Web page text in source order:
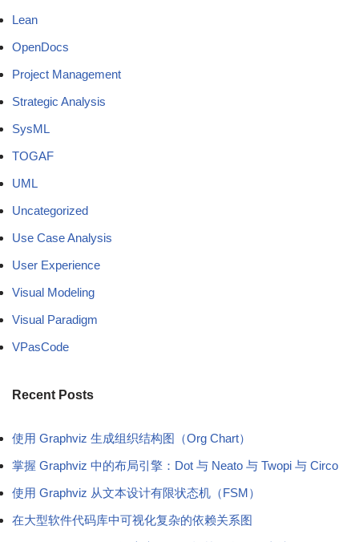
Lean
OpenDocs
Project Management
Strategic Analysis
SysML
TOGAF
UML
Uncategorized
Use Case Analysis
User Experience
Visual Modeling
Visual Paradigm
VPasCode
Recent Posts
使用 Graphviz 生成组织结构图（Org Chart）
掌握 Graphviz 中的布局引擎：Dot 与 Neato 与 Twopi 与 Circo
使用 Graphviz 从文本设计有限状态机（FSM）
在大型软件代码库中可视化复杂的依赖关系图